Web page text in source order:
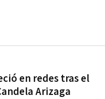
en redes tras el
Arizaga